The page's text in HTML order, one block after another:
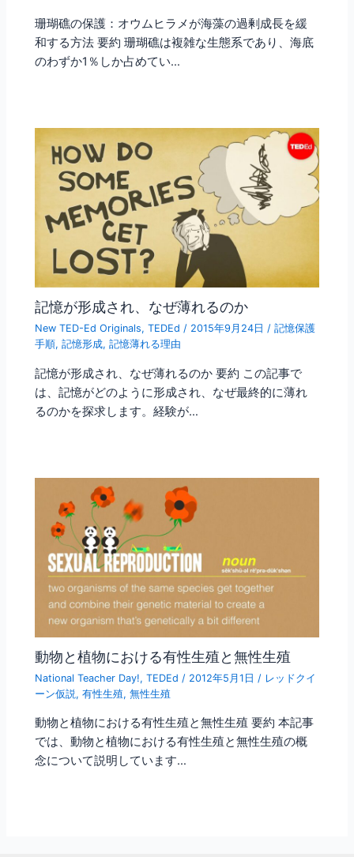
珊瑚礁の保護：オウムヒラメが海藻の過剰成長を緩
和する方法 要約 珊瑚礁は複雑な生態系であり、海底
のわずか1％しか占めてい…
記憶が形成され、なぜ薄れるのか
New TED-Ed Originals,TEDEd / 2015年9月24日 /記憶保護
手順,記憶形成,記憶薄れる理由
記憶が形成され、なぜ薄れるのか 要約 この記事で
は、記憶がどのように形成され、なぜ最終的に薄れ
るのかを探求します。経験が…
動物と植物における有性生殖と無性生殖
National Teacher Day!,TEDEd / 2012年5月1日 / レッドクイ
ーン仮説,有性生殖,無性生殖
動物と植物における有性生殖と無性生殖 要約 本記事
では、動物と植物における有性生殖と無性生殖の概
念について説明しています…